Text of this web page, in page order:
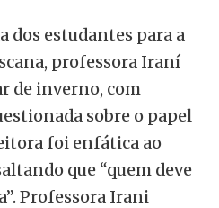
dos estudantes para a
professora Iraní
de inverno, com
sobre o papel
foi enfática ao
que “quem deve
Professora Irani